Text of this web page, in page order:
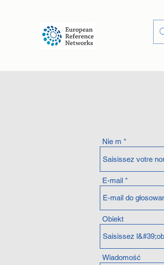
Nie m
E-mail
Obiekt
Wiadomość